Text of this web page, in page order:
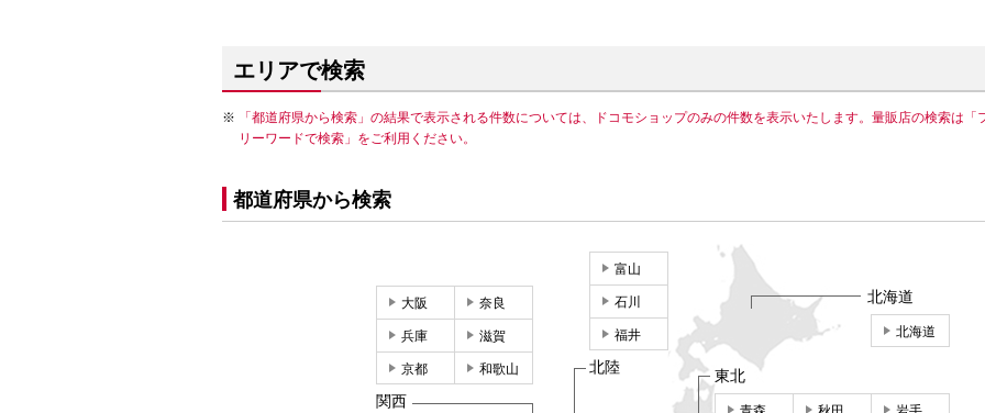
エリアで検索
「都道府県から検索」の結果で表示される件数については、ドコモショップのみの件数を表示いたします。量販店の検索は「
リーワードで検索」をご利用ください。
都道府県から検索
北海道
北海道
東北
富山
石川
福井
北陸
大阪 奈良
兵庫 滋賀
京都 和歌山
関西